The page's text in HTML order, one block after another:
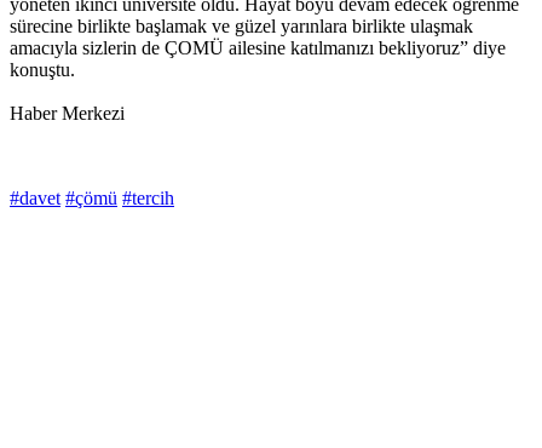
yöneten ikinci üniversite oldu. Hayat boyu devam edecek öğrenme
sürecine birlikte başlamak ve güzel yarınlara birlikte ulaşmak
amacıyla sizlerin de ÇOMÜ ailesine katılmanızı bekliyoruz” diye
konuştu.
Haber Merkezi
#davet #çömü #tercih